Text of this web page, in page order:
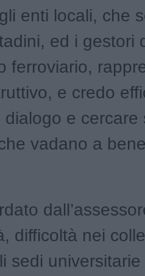
enti locali, che
ed i gestori
ferroviario,
e credo
dialogo e cercare
vadano a
difficoltà nei
sedi